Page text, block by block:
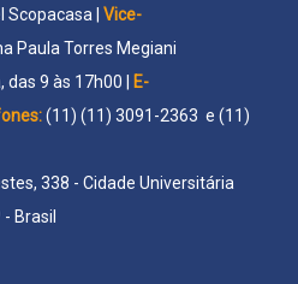
Scopacasa | Vice-
Paula Torres Megiani
9 às 17h00 |
E-
(11) (11) 3091-2363 e (11)
338 - Cidade Universitária
Brasil